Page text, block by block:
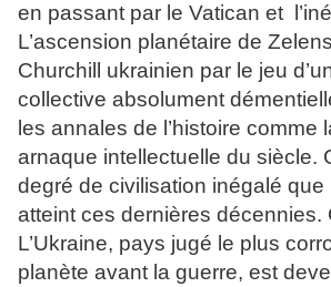
en passant par le Vatican et
L’ascension planétaire de
Churchill ukrainien par le jeu
collective absolument
les annales de l’histoire comme
arnaque intellectuelle du siècle.
degré de civilisation inégalé que
atteint ces dernières décennies.
L’Ukraine, pays jugé le plus
planète avant la guerre, est